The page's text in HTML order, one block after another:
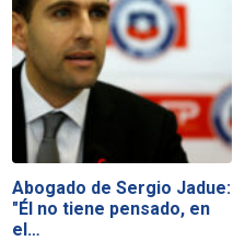
Abogado de Sergio Jadue:
"Él no tiene pensado, en
el…